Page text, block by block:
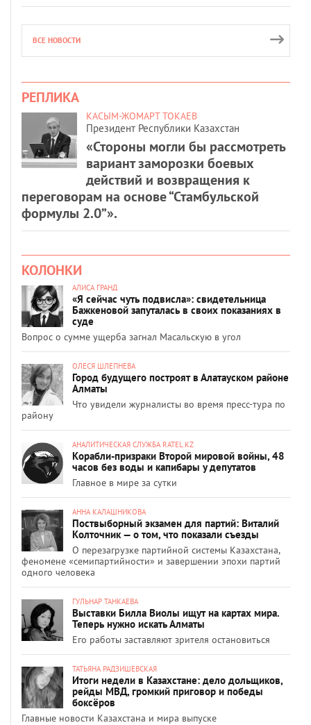
ВСЕ НОВОСТИ
РЕПЛИКА
КАСЫМ-ЖОМАРТ ТОКАЕВ
Президент Республики Казахстан
«Стороны могли бы рассмотреть
вариант заморозки боевых
действий и возвращения к
переговорам на основе “Стамбульской
формулы 2.0”».
КОЛОНКИ
АЛИСА ГРАНД
«Я сейчас чуть подвисла»: свидетельница
Бажкеновой запуталась в своих показаниях в
суде
Вопрос о сумме ущерба загнал Масальскую в угол
ОЛЕСЯ ШЛЕПНЕВА
Город будущего построят в Алатауском районе
Алматы
Что увидели журналисты во время пресс-тура по
району
АНАЛИТИЧЕСКАЯ СЛУЖБА RATEL.KZ
Корабли-призраки Второй мировой войны, 48
часов без воды и капибары у депутатов
Главное в мире за сутки
АННА КАЛАШНИКОВА
Поствыборный экзамен для партий: Виталий
Колточник — о том, что показали съезды
О перезагрузке партийной системы Казахстана,
феномене «семипартийности» и завершении эпохи партий
одного человека
ГУЛЬНАР ТАНКАЕВА
Выставки Билла Виолы ищут на картах мира.
Теперь нужно искать Алматы
Его работы заставляют зрителя остановиться
ТАТЬЯНА РАДЗИШЕВСКАЯ
Итоги недели в Казахстане: дело дольщиков,
рейды МВД, громкий приговор и победы
боксёров
Главные новости Казахстана и мира выпуске